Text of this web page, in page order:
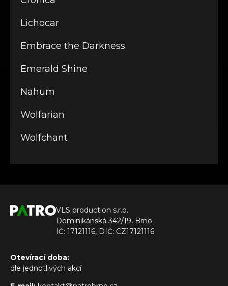
Lichocar
Embrace the Darkness
Emerald Shine
Nahum
Wolfarian
Wolfchant
VLS production s.r.o.
Dominikánská 342/19, Brno
IČ: 17121116, DIČ: CZ17121116
Otevírací doba:
dle jednotlivých akcí